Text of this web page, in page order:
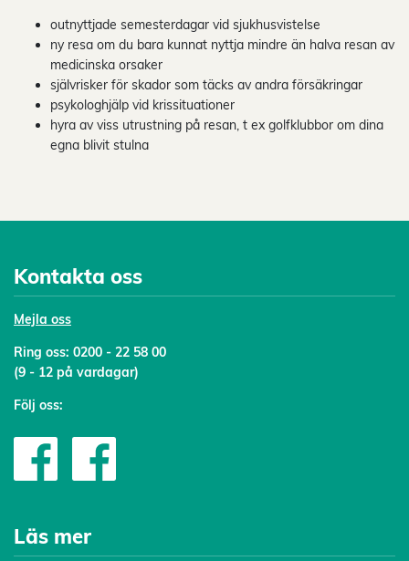
outnyttjade semesterdagar vid sjukhusvistelse
ny resa om du bara kunnat nyttja mindre än halva resan av
medicinska orsaker
självrisker för skador som täcks av andra försäkringar
psykologhjälp vid krissituationer
hyra av viss utrustning på resan, t ex golfklubbor om dina
egna blivit stulna
Kontakta oss
Mejla oss
Ring oss: 0200 - 22 58 00
(9 - 12 på vardagar)
Följ oss:
Läs mer